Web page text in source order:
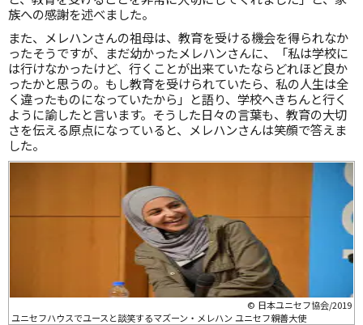
族への感謝を述べました。
また、メレハンさんの祖母は、教育を受ける機会を得られなか
ったそうですが、まだ幼かったメレハンさんに、「私は学校に
は行けなかったけど、行くことが出来ていたならどれほど良か
ったかと思うの。もし教育を受けられていたら、私の人生は全
く違ったものになっていたから」と語り、学校へきちんと行く
ように諭したと言います。そうした日々の言葉も、教育の大切
さを伝える原点になっていると、メレハンさんは笑顔で答えま
した。
© 日本ユニセフ協会/2019
ユニセフハウスでユースと談笑するマズーン・メレハン ユニセフ親善大使